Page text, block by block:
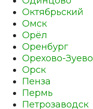
Октябрьский
Омск
Орёл
Оренбург
Орехово-Зуево
Орск
Пенза
Пермь
Петрозаводск